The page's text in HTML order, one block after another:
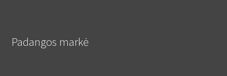
Padangos markė